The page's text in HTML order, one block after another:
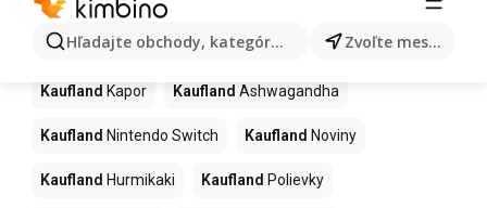
Hľadajte obchody, kategórie, produkty... Zvoľte mesto
Ďalšie produkty v obchodoch
Kaufland
Kaufland Kapor Kaufland Ashwagandha
Kaufland Nintendo Switch Kaufland Noviny
Kaufland Hurmikaki Kaufland Polievky